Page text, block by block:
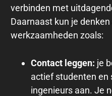
verbinden met
Daarnaast kun je denken
werkzaamheden zoals:
Contact leggen: je
actief studenten en
ingenieurs aan. Je